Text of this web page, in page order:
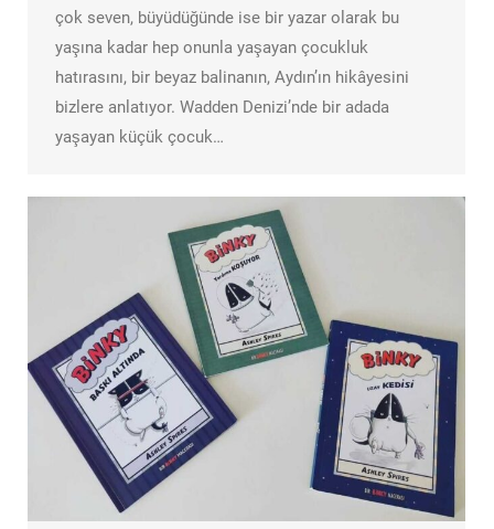
çok seven, büyüdüğünde ise bir yazar olarak bu
yaşına kadar hep onunla yaşayan çocukluk
hatırasını, bir beyaz balinanın, Aydın’ın hikâyesini
bizlere anlatıyor. Wadden Denizi’nde bir adada
yaşayan küçük çocuk…